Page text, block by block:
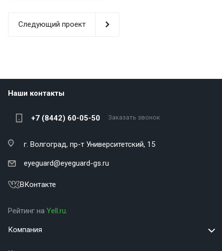
Следующий проект
Наши контакты
+7 (8442) 60-05-50 Заказать звонок
г. Волгоград, пр-т Университетский, 15
eyeguard@eyeguard-gs.ru
ВКонтакте
Рейтинг на Yell.ru.
Компания